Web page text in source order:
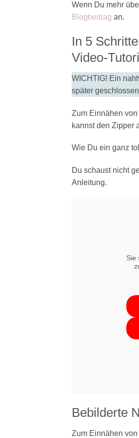
Wenn Du mehr
Blogbeitrag an.
In 5
Video-
WICHTIG! Ein
später
Zum Einnähen
kannst den Zipper
Wie Du ein ganz
Du schaust nicht
Anleitung.
Sie
Bebilderte
Zum Einnähen